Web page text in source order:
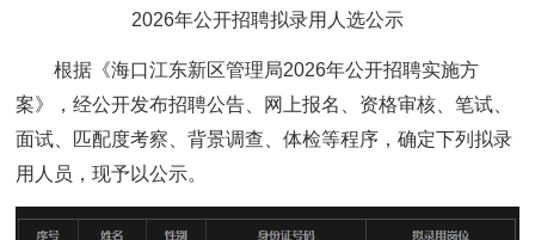
2026年公开招聘拟录用人选公示
根据《海口江东新区管理局2026年公开招聘实施方
案》，经公开发布招聘公告、网上报名、资格审核、笔试、
面试、匹配度考察、背景调查、体检等程序，确定下列拟录
用人员，现予以公示。